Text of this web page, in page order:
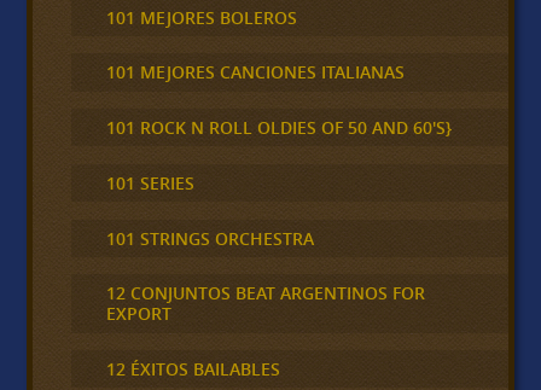
101 MEJORES BOLEROS
101 MEJORES CANCIONES ITALIANAS
101 ROCK N ROLL OLDIES OF 50 AND 60'S}
101 SERIES
101 STRINGS ORCHESTRA
12 CONJUNTOS BEAT ARGENTINOS FOR
EXPORT
12 ÉXITOS BAILABLES